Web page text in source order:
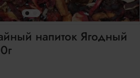
напиток Ягодный